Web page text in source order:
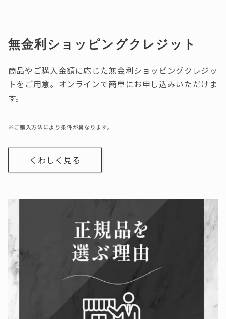
無金利ショッピングクレジット
商品やご購入金額に応じた無金利ショッピングクレジッ
トをご用意。オンラインで簡単にお申し込みいただけま
す。
※ご購入方法により条件が異なります。
くわしく見る